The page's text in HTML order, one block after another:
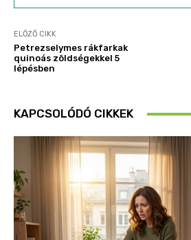
ELŐZŐ CIKK
Petrezselymes rákfarkak
quinoás zöldségekkel 5
lépésben
KAPCSOLÓDÓ CIKKEK